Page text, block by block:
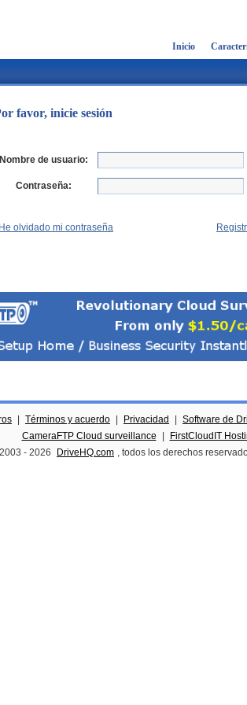
Inicio
favor, inicie sesión
de usuario:
Contraseña:
olvidado mi contraseña
Términos y acuerdo Privacidad Software de
CameraFTP Cloud surveillance
FirstCloudIT
- 2026 DriveHQ.com , todos los derechos